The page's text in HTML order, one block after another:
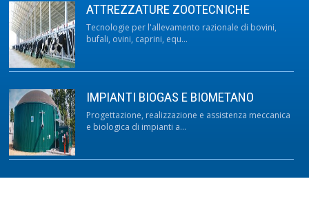
ATTREZZATURE ZOOTECNICHE
Tecnologie per l'allevamento razionale di bovini,
bufali, ovini, caprini, equ...
IMPIANTI BIOGAS E BIOMETANO
Progettazione, realizzazione e assistenza meccanica
e biologica di impianti a...